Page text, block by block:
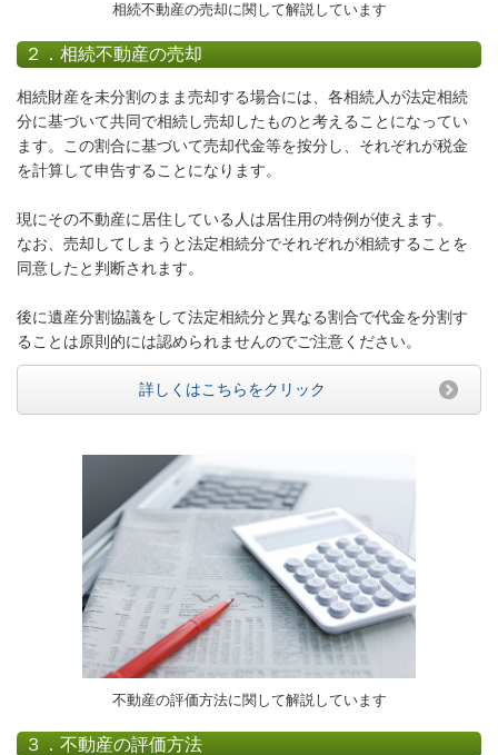
相続不動産の売却に関して解説しています
２．相続不動産の売却
相続財産を未分割のまま売却する場合には、各相続人が法定相続
分に基づいて共同で相続し売却したものと考えることになってい
ます。この割合に基づいて売却代金等を按分し、それぞれが税金
を計算して申告することになります。
現にその不動産に居住している人は居住用の特例が使えます。
なお、売却してしまうと法定相続分でそれぞれが相続することを
同意したと判断されます。
後に遺産分割協議をして法定相続分と異なる割合で代金を分割す
ることは原則的には認められませんのでご注意ください。
詳しくはこちらをクリック
不動産の評価方法に関して解説しています
３．不動産の評価方法